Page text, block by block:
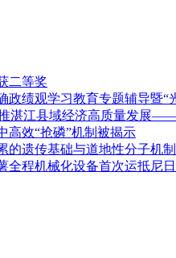
二等奖
政绩观学习教育专题辅导暨“
湛江县域经济高质量发展
高效“抢磷”机制被揭示
的遗传基础与道地性分子机
全程机械化设备首次运抵尼